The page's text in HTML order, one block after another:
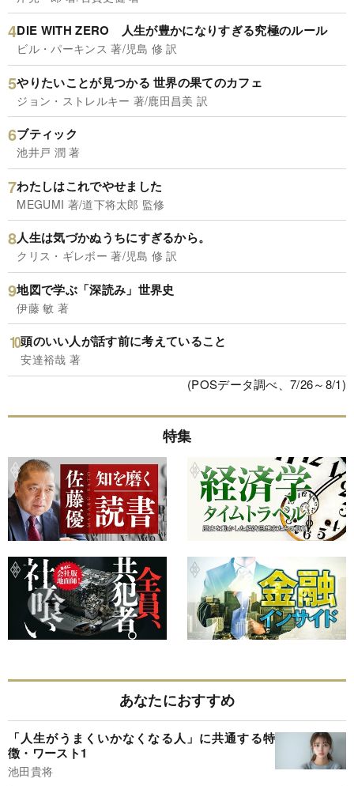
DIE WITH ZERO 人生が豊かになりすぎる究極のルール
ビル・パーキンス 著/児島 修 訳
やりたいことが見つかる 世界の果てのカフェ
ジョン・ストレルキー 著/鹿田昌美 訳
ブティック
池井戸 潤 著
わたしはこれでやせました
MEGUMI 著/道下将太郎 監修
人生は気づかぬうちにすぎるから。
クリス・ギレボー 著/児島 修 訳
地図で学ぶ「深読み」世界史
伊藤 敏 著
頭のいい人が話す前に考えていること
安達裕哉 著
(POSデータ調べ、7/26～8/1)
特集
あなたにおすすめ
「人生がうまくいかなくなる人」に共通する特
徴・ワースト1
池田貴将